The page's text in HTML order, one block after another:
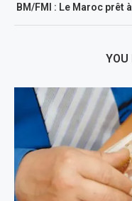
BM/FMI : Le Maroc prêt
YOU